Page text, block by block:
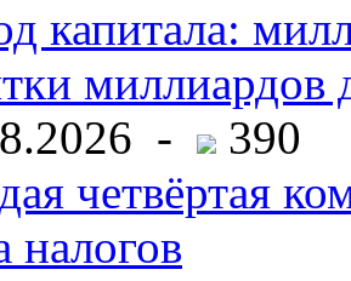
капитала:
миллиардов
-
390
четвёртая
налогов